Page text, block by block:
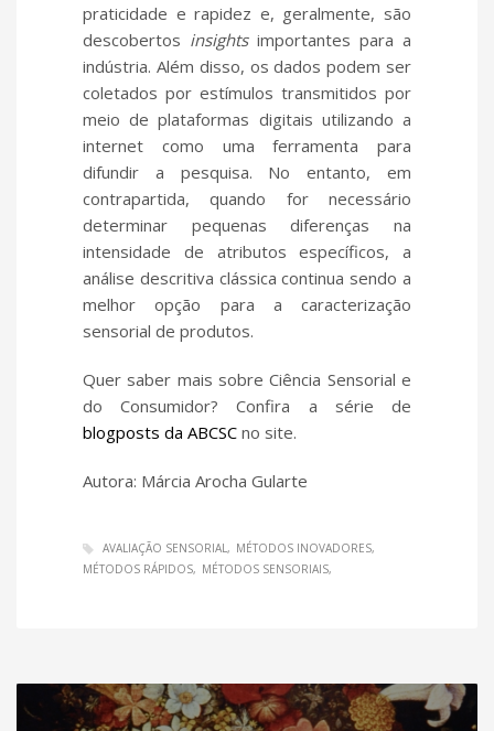
praticidade e rapidez e, geralmente, são
descobertos insightsimportantes para a
indústria. Além disso, os dados podem ser
coletados por estímulos transmitidos por
meio de plataformas digitais utilizando a
internet como uma ferramenta para
difundir a pesquisa. No entanto, em
contrapartida, quando for necessário
determinar pequenas diferenças na
intensidade de atributos específicos, a
análise descritiva clássica continua sendo a
melhor opção para a caracterização
sensorial de produtos.
Quer saber mais sobre Ciência Sensorial e
do Consumidor? Confira a série de
blogposts da ABCSC no site.
Autora: Márcia Arocha Gularte
AVALIAÇÃO SENSORIAL
MÉTODOS INOVADORES
MÉTODOS RÁPIDOS
MÉTODOS SENSORIAIS